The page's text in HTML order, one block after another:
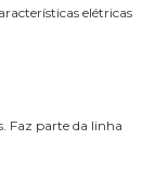
elétricas
Faz parte da linha